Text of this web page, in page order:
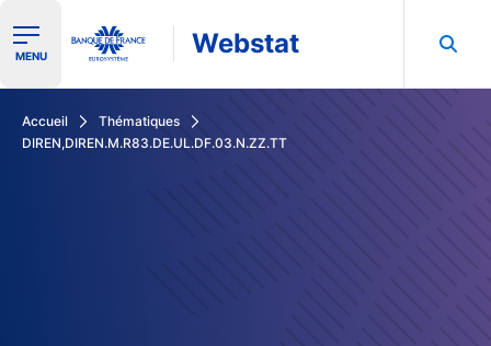
Ouvrir le menu de navigation
MENU Webstat
Accueil
Thématiques
DIREN,DIREN.M.R83.DE.UL.DF.03.N.ZZ.TT